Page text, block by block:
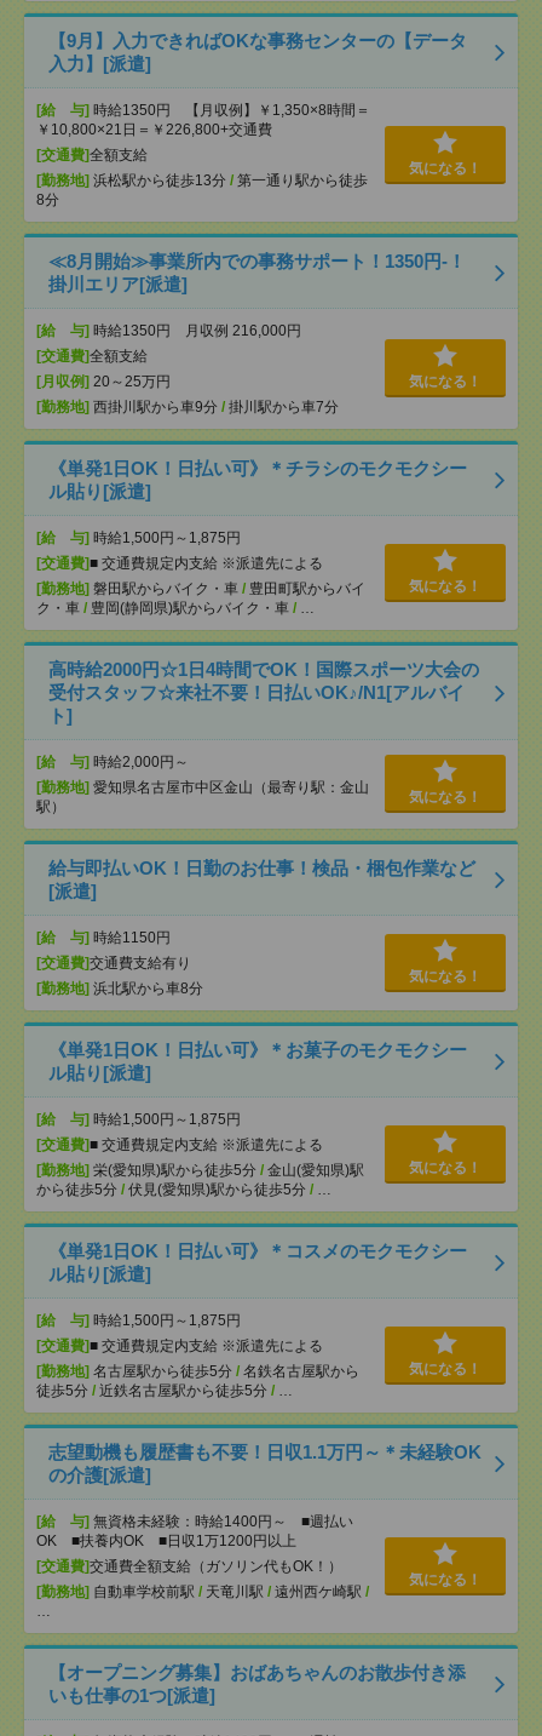
【9月】入力できればOKな事務センターの【データ
入力】[派遣]
[給 与] 時給1350円 【月収例】￥1,350×8時間＝
￥10,800×21日＝￥226,800+交通費
[交通費]全額支給
[勤務地] 浜松駅から徒歩13分 / 第一通り駅から徒歩
8分
気になる！
≪8月開始≫事業所内での事務サポート！1350円-！
掛川エリア[派遣]
[給 与] 時給1350円 月収例 216,000円
[交通費]全額支給
[月収例] 20～25万円
[勤務地] 西掛川駅から車9分 / 掛川駅から車7分
気になる！
《単発1日OK！日払い可》＊チラシのモクモクシー
ル貼り[派遣]
[給 与] 時給1,500円～1,875円
[交通費]■ 交通費規定内支給 ※派遣先による
[勤務地] 磐田駅からバイク・車 / 豊田町駅からバイ
ク・車 / 豊岡(静岡県)駅からバイク・車 / …
気になる！
高時給2000円☆1日4時間でOK！国際スポーツ大会の
受付スタッフ☆来社不要！日払いOK♪/N1[アルバイ
ト]
[給 与] 時給2,000円～
[勤務地] 愛知県名古屋市中区金山（最寄り駅：金山
駅）
気になる！
給与即払いOK！日勤のお仕事！検品・梱包作業など
[派遣]
[給 与] 時給1150円
[交通費]交通費支給有り
[勤務地] 浜北駅から車8分
気になる！
《単発1日OK！日払い可》＊お菓子のモクモクシー
ル貼り[派遣]
[給 与] 時給1,500円～1,875円
[交通費]■ 交通費規定内支給 ※派遣先による
[勤務地] 栄(愛知県)駅から徒歩5分 / 金山(愛知県)駅
から徒歩5分 / 伏見(愛知県)駅から徒歩5分 / …
気になる！
《単発1日OK！日払い可》＊コスメのモクモクシー
ル貼り[派遣]
[給 与] 時給1,500円～1,875円
[交通費]■ 交通費規定内支給 ※派遣先による
[勤務地] 名古屋駅から徒歩5分 / 名鉄名古屋駅から
徒歩5分 / 近鉄名古屋駅から徒歩5分 / …
気になる！
志望動機も履歴書も不要！日収1.1万円～＊未経験OK
の介護[派遣]
[給 与] 無資格未経験：時給1400円～ ■週払い
OK ■扶養内OK ■日収1万1200円以上
[交通費]交通費全額支給（ガソリン代もOK！）
[勤務地] 自動車学校前駅 / 天竜川駅 / 遠州西ケ崎駅 /
…
気になる！
【オープニング募集】おばあちゃんのお散歩付き添
いも仕事の1つ[派遣]